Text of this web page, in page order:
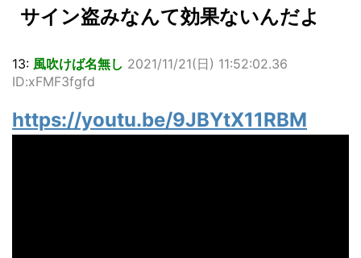
サイン盗みなんて効果ないんだよ
13: 風吹けば名無し 2021/11/21(日) 11:52:02.36
ID:xFMF3fgfd
https://youtu.be/9JBYtX11RBM